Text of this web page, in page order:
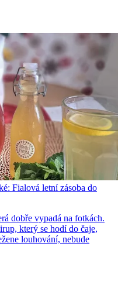
Fialová letní zásoba do
dobře vypadá na fotkách.
který se hodí do čaje,
louhování, nebude